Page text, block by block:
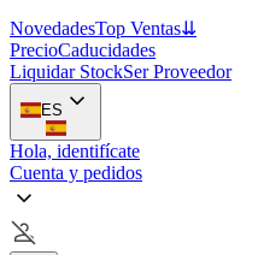
NovedadesTop Ventas⇊
PrecioCaducidades
Liquidar StockSer Proveedor
ES
Hola, identifícate
Cuenta y pedidos